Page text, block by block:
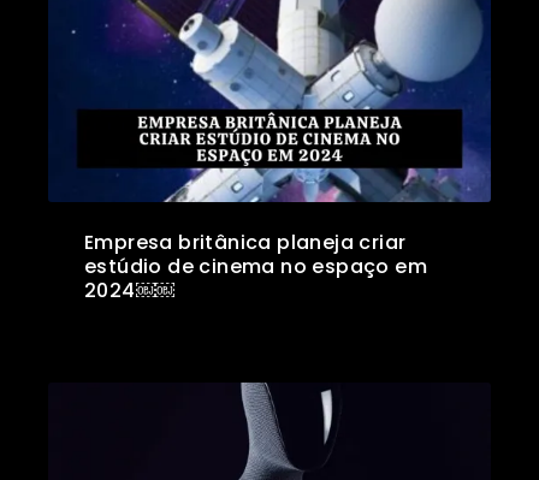
Empresa britânica planeja criar
estúdio de cinema no espaço em
2024￼￼